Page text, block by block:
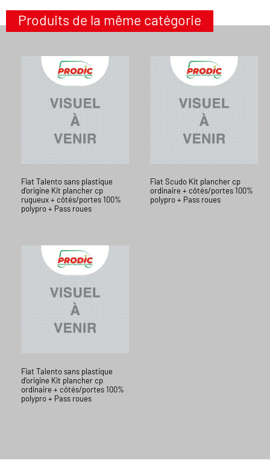
Produits de la même catégorie
Fiat Talento sans plastique
d’origine Kit plancher cp
rugueux + côtés/portes 100%
polypro + Pass roues
Fiat Scudo Kit plancher cp
ordinaire + côtés/portes 100%
polypro + Pass roues
Fiat Talento sans plastique
d’origine Kit plancher cp
ordinaire + côtés/portes 100%
polypro + Pass roues